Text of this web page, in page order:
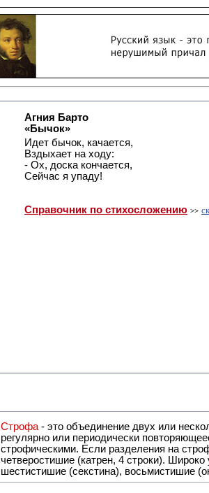
Агния Барто
«Бычок»
Идет бычок, качается,
Вздыхает на ходу:
- Ох, доска кончается,
Сейчас я упаду!
Справочник по стихосложению >>
Строфа - это объединение двух или нескольких строк стихотворения,
регулярно или периодически повторяющееся в стихотворении. Большинство стихотворений делятся на строфы и т.о. являются
строфическими. Если разделения на строфы нет, такие стихи принято называть астрофическими.
четверостишие (катрен, 4 строки).
шестистишие (секстина), восьмистишие